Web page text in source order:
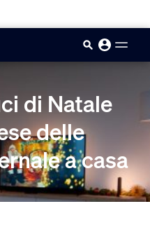
di Natale
delle
a casa